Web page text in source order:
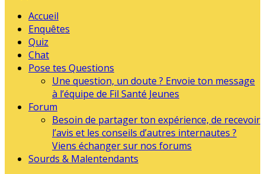
Accueil
Enquêtes
Quiz
Chat
Pose tes Questions
Une question, un doute ? Envoie ton message
à l’équipe de Fil Santé Jeunes
Forum
Besoin de partager ton expérience, de recevoir
l’avis et les conseils d’autres internautes ?
Viens échanger sur nos forums
Sourds & Malentendants